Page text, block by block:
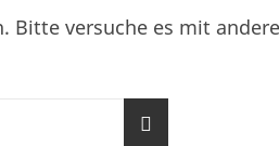
Bitte versuche es mit